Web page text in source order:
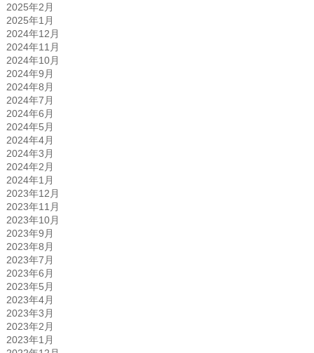
2025年2月
2025年1月
2024年12月
2024年11月
2024年10月
2024年9月
2024年8月
2024年7月
2024年6月
2024年5月
2024年4月
2024年3月
2024年2月
2024年1月
2023年12月
2023年11月
2023年10月
2023年9月
2023年8月
2023年7月
2023年6月
2023年5月
2023年4月
2023年3月
2023年2月
2023年1月